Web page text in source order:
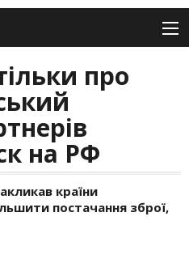
про
на РФ
країни
постачання зброї,